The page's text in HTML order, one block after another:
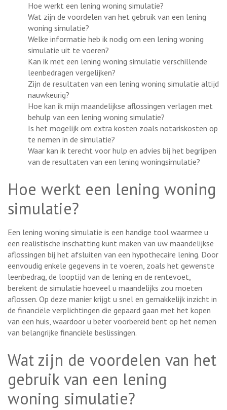
Hoe werkt een lening woning simulatie?
Wat zijn de voordelen van het gebruik van een lening
woning simulatie?
Welke informatie heb ik nodig om een lening woning
simulatie uit te voeren?
Kan ik met een lening woning simulatie verschillende
leenbedragen vergelijken?
Zijn de resultaten van een lening woning simulatie altijd
nauwkeurig?
Hoe kan ik mijn maandelijkse aflossingen verlagen met
behulp van een lening woning simulatie?
Is het mogelijk om extra kosten zoals notariskosten op
te nemen in de simulatie?
Waar kan ik terecht voor hulp en advies bij het begrijpen
van de resultaten van een lening woningsimulatie?
Hoe werkt een lening woning
simulatie?
Een lening woning simulatie is een handige tool waarmee u
een realistische inschatting kunt maken van uw maandelijkse
aflossingen bij het afsluiten van een hypothecaire lening. Door
eenvoudig enkele gegevens in te voeren, zoals het gewenste
leenbedrag, de looptijd van de lening en de rentevoet,
berekent de simulatie hoeveel u maandelijks zou moeten
aflossen. Op deze manier krijgt u snel en gemakkelijk inzicht in
de financiële verplichtingen die gepaard gaan met het kopen
van een huis, waardoor u beter voorbereid bent op het nemen
van belangrijke financiële beslissingen.
Wat zijn de voordelen van het
gebruik van een lening
woning simulatie?